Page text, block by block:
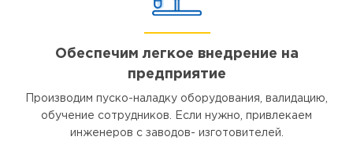
Обеспечим легкое внедрение на
предприятие
Производим пуско-наладку оборудования, валидацию,
обучение сотрудников. Если нужно, привлекаем
инженеров с заводов- изготовителей.